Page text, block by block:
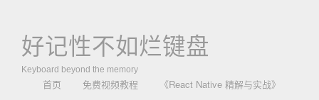
好记性不如烂键盘
Keyboard beyond the memory
首页 免费视频教程
《React Native 精解与实战》